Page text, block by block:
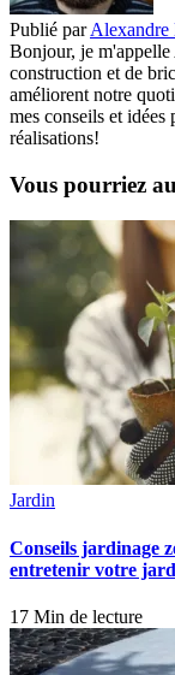
Publié par Alexandre
Bonjour, je m'appelle
construction et de
améliorent notre
mes conseils et
réalisations!
Vous pourriez
Jardin
Conseils jardinage
entretenir votre
17 Min de lecture